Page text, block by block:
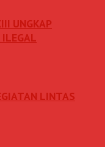
UNGKAP
ILEGAL
LINTAS